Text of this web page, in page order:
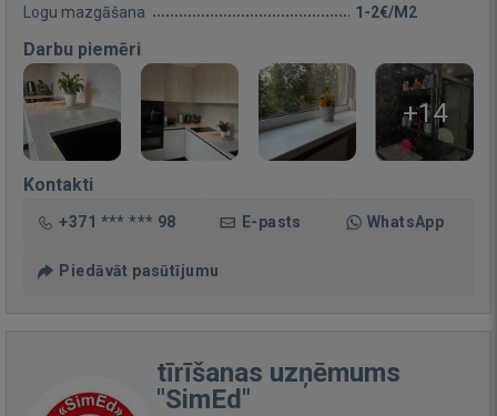
Logu mazgāšana 1-2€/M2
Darbu piemēri
+14
Kontakti
+371 *** *** 98 E-pasts WhatsApp
Piedāvāt pasūtījumu
tīrīšanas uzņēmums
"SimEd"